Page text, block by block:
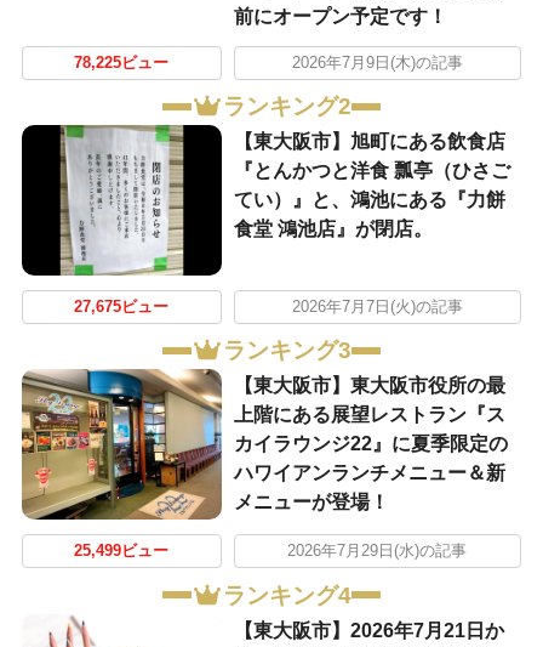
前にオープン予定です！
78,225ビュー 2026年7月9日(木)の記事
ランキング2
【東大阪市】旭町にある飲食店
『とんかつと洋食 瓢亭（ひさご
てい）』と、鴻池にある『力餅
食堂 鴻池店』が閉店。
27,675ビュー 2026年7月7日(火)の記事
ランキング3
【東大阪市】東大阪市役所の最
上階にある展望レストラン『ス
カイラウンジ22』に夏季限定の
ハワイアンランチメニュー＆新
メニューが登場！
25,499ビュー 2026年7月29日(水)の記事
ランキング4
【東大阪市】2026年7月21日か